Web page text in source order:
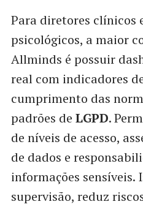
Para diretores clínicos
psicológicos, a maior
Allminds é possuir
real com indicadores
cumprimento das
padrões de LGPD.
de níveis de acesso,
de dados e
informações sensíveis.
supervisão, reduz